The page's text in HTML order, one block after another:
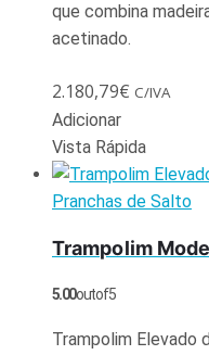
que combina
acetinado.
2.180,79€ C/IVA
Adicionar
Vista Rápida
Pranchas de Salto
Trampolim
5.00out of 5
Trampolim Elevado